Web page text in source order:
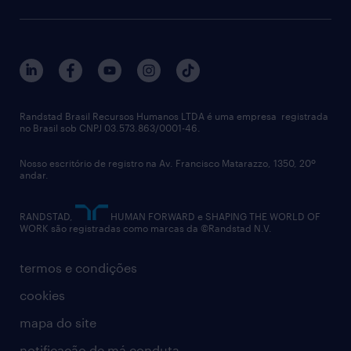
digital
notícias de rh
trabalhe conosco
imprensa
políticas corporativas
relatório anual
termos e condições
cookies
mapa do site
Randstad Brasil Recursos Humanos LTDA é uma empresa registrada
no Brasil sob CNPJ 03.573.863/0001-46.
Nosso escritório de registro na Av. Francisco Matarazzo, 1350, 20º
andar.
RANDSTAD,
HUMAN FORWARD e SHAPING THE WORLD OF
WORK são registradas como marcas da ©Randstad N.V.